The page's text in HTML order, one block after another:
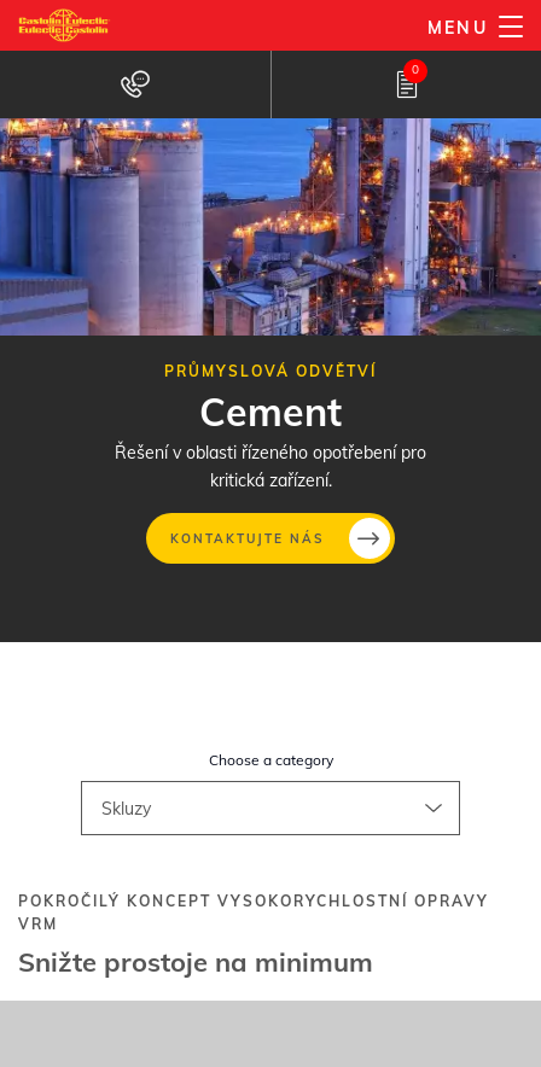
Přejít
k
obsahu
MENU
0
PRŮMYSLOVÁ ODVĚTVÍ
Cement
Řešení v oblasti řízeného opotřebení pro
kritická zařízení.
KONTAKTUJTE NÁS
Choose a category
POKROČILÝ KONCEPT VYSOKORYCHLOSTNÍ OPRAVY
VRM
Snižte prostoje na minimum